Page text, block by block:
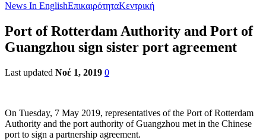
News In EnglishΕπικαιρότηταΚεντρική
Port of Rotterdam Authority and Port of
Guangzhou sign sister port agreement
Last updated Νοέ 1, 2019 0
On Tuesday, 7 May 2019, representatives of the Port of Rotterdam
Authority and the port authority of Guangzhou met in the Chinese
port to sign a partnership agreement.